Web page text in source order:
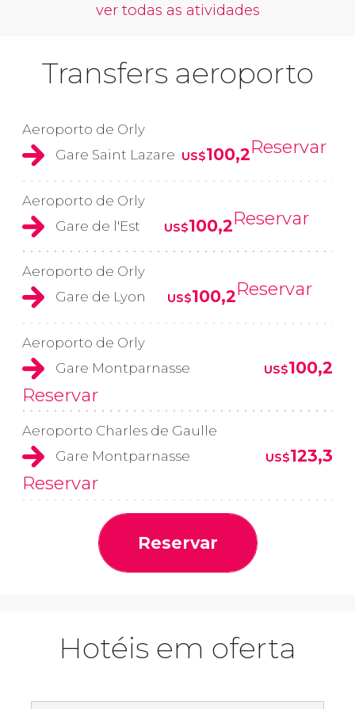
ver todas as atividades
Transfers aeroporto
Aeroporto de Orly
Gare Saint Lazare US$100,2Reservar
Aeroporto de Orly
Gare de l'Est
US$100,2Reservar
Aeroporto de Orly
Gare de Lyon
US$100,2Reservar
Aeroporto de Orly
Gare Montparnasse
US$100,2
Reservar
Aeroporto Charles de Gaulle
Gare Montparnasse
US$123,3
Reservar
Reservar
Hotéis em oferta